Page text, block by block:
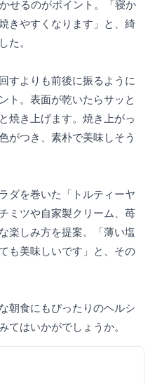
せるのがポイント。「寝か
きやすくなります」と、綺
。
すよりも前後に振るように
ト。表面が乾いたらサッと
焼き上げます。焼き上がっ
がつき、素朴で美味しそう
ダを巻いた「トルティーヤ
ミツや自家製クリーム、苺
楽しみ方を提案。「薄い塩
も美味しいです」と、その
朝食にもぴったりのヘルシ
てはいかがでしょうか。